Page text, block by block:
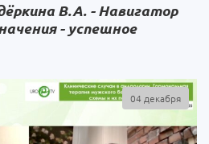
В.А. - Навигатор
- успешное
04 декабря